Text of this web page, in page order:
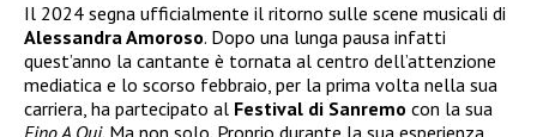
Il 2024 segna ufficialmente il ritorno sulle scene musicali di
Alessandra Amoroso. Dopo una lunga pausa infatti
quest’anno la cantante è tornata al centro dell’attenzione
mediatica e lo scorso febbraio, per la prima volta nella sua
carriera, ha partecipato al Festival di Sanremo con la sua